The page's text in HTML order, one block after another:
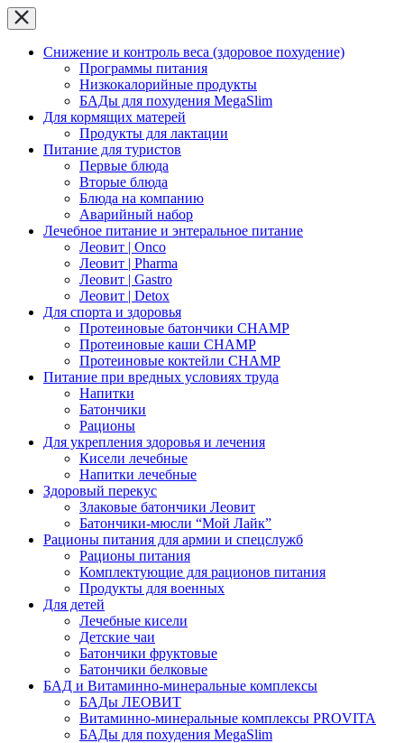
Снижение и контроль веса (здоровое похудение)
Программы питания
Низкокалорийные продукты
БАДы для похудения MegaSlim
Для кормящих матерей
Продукты для лактации
Питание для туристов
Первые блюда
Вторые блюда
Блюда на компанию
Аварийный набор
Лечебное питание и энтеральное питание
Леовит | Onco
Леовит | Pharma
Леовит | Gastro
Леовит | Detox
Для спорта и здоровья
Протеиновые батончики CHAMP
Протеиновые каши CHAMP
Протеиновые коктейли CHAMP
Питание при вредных условиях труда
Напитки
Батончики
Рационы
Для укрепления здоровья и лечения
Кисели лечебные
Напитки лечебные
Здоровый перекус
Злаковые батончики Леовит
Батончики-мюсли “Мой Лайк”
Рационы питания для армии и спецслужб
Рационы питания
Комплектующие для рационов питания
Продукты для военных
Для детей
Лечебные кисели
Детские чаи
Батончики фруктовые
Батончики белковые
БАД и Витаминно-минеральные комплексы
БАДы ЛЕОВИТ
Витаминно-минеральные комплексы PROVITA
БАДы для похудения MegaSlim